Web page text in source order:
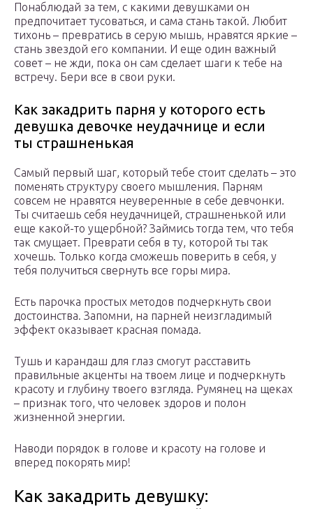
Понаблюдай за тем, с какими девушками он
предпочитает тусоваться, и сама стань такой. Любит
тихонь – превратись в серую мышь, нравятся яркие –
стань звездой его компании. И еще один важный
совет – не жди, пока он сам сделает шаги к тебе на
встречу. Бери все в свои руки.
Как закадрить парня у которого есть
девушка девочке неудачнице и если
ты страшненькая
Самый первый шаг, который тебе стоит сделать – это
поменять структуру своего мышления. Парням
совсем не нравятся неуверенные в себе девчонки.
Ты считаешь себя неудачницей, страшненькой или
еще какой-то ущербной? Займись тогда тем, что тебя
так смущает. Преврати себя в ту, которой ты так
хочешь. Только когда сможешь поверить в себя, у
тебя получиться свернуть все горы мира.
Есть парочка простых методов подчеркнуть свои
достоинства. Запомни, на парней неизгладимый
эффект оказывает красная помада.
Тушь и карандаш для глаз смогут расставить
правильные акценты на твоем лице и подчеркнуть
красоту и глубину твоего взгляда. Румянец на щеках
– признак того, что человек здоров и полон
жизненной энергии.
Наводи порядок в голове и красоту на голове и
вперед покорять мир!
Как закадрить девушку: